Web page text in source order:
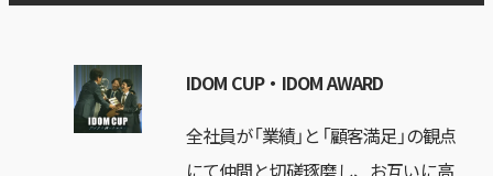
IDOM CUP・IDOM AWARD
全社員が「業績」と「顧客満足」の観点
にて仲間と切磋琢磨し、お互いに高